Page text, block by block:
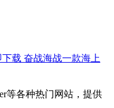
载 奋战海战一款海上
等各种热门网站，提供